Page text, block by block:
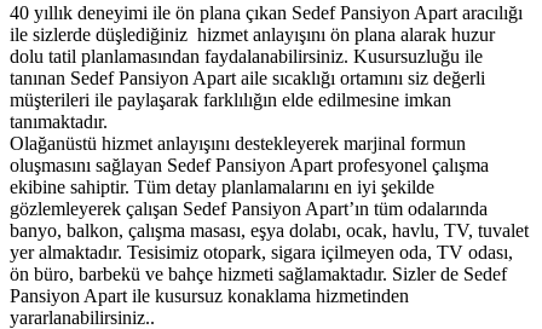
40 yıllık deneyimi ile ön plana çıkan Sedef Pansiyon Apart aracılığı
ile sizlerde düşlediğiniz hizmet anlayışını ön plana alarak huzur
dolu tatil planlamasından faydalanabilirsiniz. Kusursuzluğu ile
tanınan Sedef Pansiyon Apart aile sıcaklığı ortamını siz değerli
müşterileri ile paylaşarak farklılığın elde edilmesine imkan
tanımaktadır.
Olağanüstü hizmet anlayışını destekleyerek marjinal formun
oluşmasını sağlayan Sedef Pansiyon Apart profesyonel çalışma
ekibine sahiptir. Tüm detay planlamalarını en iyi şekilde
gözlemleyerek çalışan Sedef Pansiyon Apart’ın tüm odalarında
banyo, balkon, çalışma masası, eşya dolabı, ocak, havlu, TV, tuvalet
yer almaktadır. Tesisimiz otopark, sigara içilmeyen oda, TV odası,
ön büro, barbekü ve bahçe hizmeti sağlamaktadır. Sizler de Sedef
Pansiyon Apart ile kusursuz konaklama hizmetinden
yararlanabilirsiniz..